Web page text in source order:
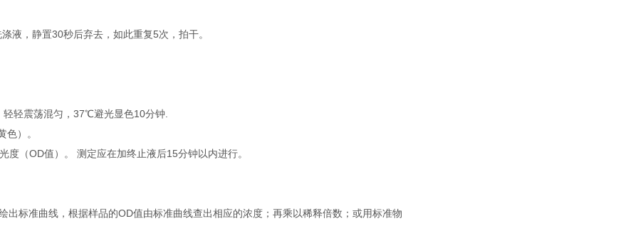
液，静置30秒后弃去，如此重复5次，拍干。
轻震荡混匀，37℃避光显色10分钟.
）。
（OD值）。 测定应在加终止液后15分钟以内进行。
出标准曲线，根据样品的OD值由标准曲线查出相应的浓度；再乘以稀释倍数；或用标准物